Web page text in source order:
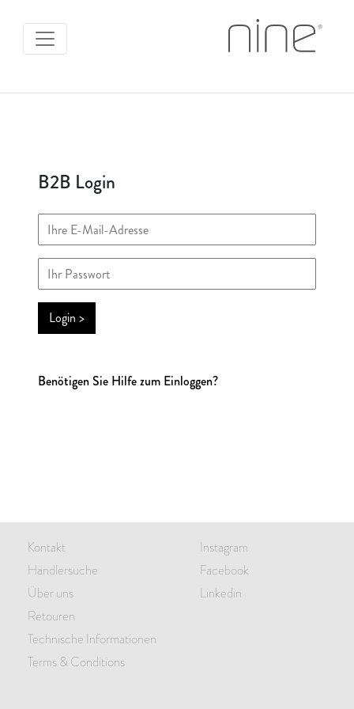
B2B Login
Login >
Benötigen Sie Hilfe zum Einloggen?
Kontakt
Händlersuche
Über uns
Retouren
Technische Informationen
Terms & Conditions
Instagram
Facebook
Linkedin